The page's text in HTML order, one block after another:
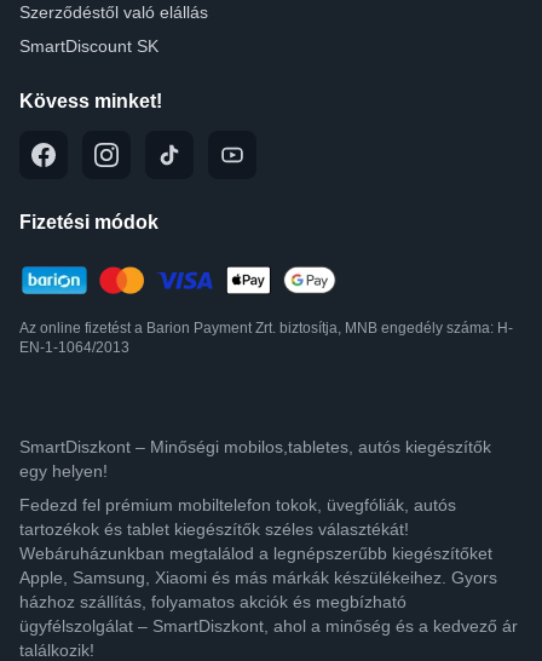
Szerződéstől való elállás
SmartDiscount SK
Kövess minket!
Fizetési módok
Az online fizetést a Barion Payment Zrt. biztosítja, MNB engedély száma: H-
EN-1-1064/2013
SmartDiszkont – Minőségi mobilos,tabletes, autós kiegészítők
egy helyen!
Fedezd fel prémium mobiltelefon tokok, üvegfóliák, autós
tartozékok és tablet kiegészítők széles választékát!
Webáruházunkban megtalálod a legnépszerűbb kiegészítőket
Apple, Samsung, Xiaomi és más márkák készülékeihez. Gyors
házhoz szállítás, folyamatos akciók és megbízható
ügyfélszolgálat – SmartDiszkont, ahol a minőség és a kedvező ár
találkozik!